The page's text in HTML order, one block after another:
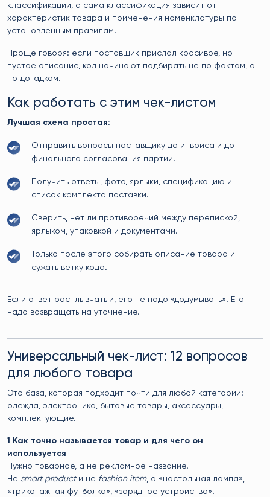
классификации, а сама классификация зависит от
характеристик товара и применения номенклатуры по
установленным правилам.
Проще говоря: если поставщик прислал красивое, но
пустое описание, код начинают подбирать не по фактам, а
по догадкам.
Как работать с этим чек-листом
Лучшая схема простая:
Отправить вопросы поставщику до инвойса и до
финального согласования партии.
Получить ответы, фото, ярлыки, спецификацию и
список комплекта поставки.
Сверить, нет ли противоречий между перепиской,
ярлыком, упаковкой и документами.
Только после этого собирать описание товара и
сужать ветку кода.
Если ответ расплывчатый, его не надо «додумывать». Его
надо возвращать на уточнение.
Универсальный чек-лист: 12 вопросов
для любого товара
Это база, которая подходит почти для любой категории:
одежда, электроника, бытовые товары, аксессуары,
комплектующие.
1 Как точно называется товар и для чего он
используется
Нужно товарное, а не рекламное название.
Не smart productи не fashion item, а «настольная лампа»,
«трикотажная футболка», «зарядное устройство».